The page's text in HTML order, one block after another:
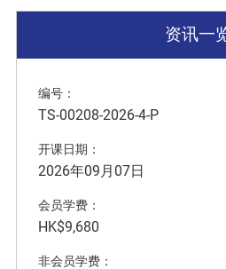
资讯一
编号：
TS-00208-2026-4-P
开课日期：
2026年09月07日
会员学费：
HK$9,680
非会员学费：